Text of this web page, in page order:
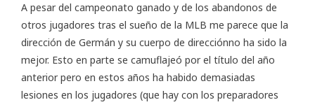
A pesar del campeonato ganado y de los abandonos de
otros jugadores tras el sueño de la MLB me parece que la
dirección de Germán y su cuerpo de direcciónno ha sido la
mejor. Esto en parte se camuflajeó por el título del año
anterior pero en estos años ha habido demasiadas
lesiones en los jugadores (que hay con los preparadores